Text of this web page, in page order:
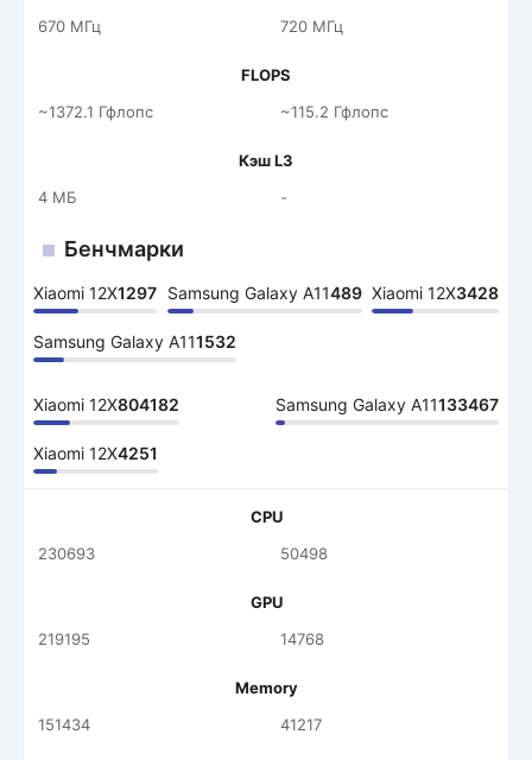
670 МГц
720 МГц
FLOPS
~1372.1 Гфлопс
~115.2 Гфлопс
Кэш L3
4 МБ
-
Бенчмарки
Xiaomi 12X1297 Samsung Galaxy A11489 Xiaomi 12X3428
Samsung Galaxy A111532
Xiaomi 12X804182 Samsung Galaxy A11133467
Xiaomi 12X4251
CPU
230693
50498
GPU
219195
14768
Memory
151434
41217